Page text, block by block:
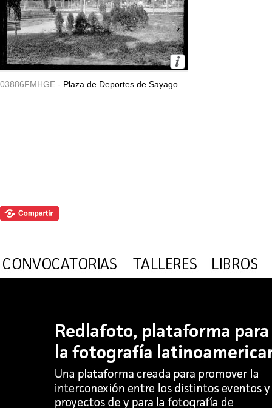
03886FMHGE - Plaza de Deportes de Sayago.